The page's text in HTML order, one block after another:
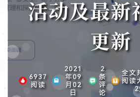
活动及最新
更新
6937
阅读
2021
年09
月02
日
2
条
评
论
全文
阅读
2